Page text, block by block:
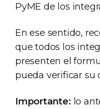
PyME de los
En ese sentido,
que todos los
presenten el
pueda verificar su
Importante: lo